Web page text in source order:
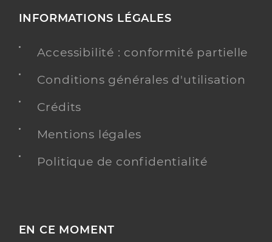
INFORMATIONS LÉGALES
Accessibilité : conformité partielle
Conditions générales d'utilisation
Crédits
Mentions légales
Politique de confidentialité
EN CE MOMENT